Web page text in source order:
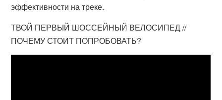
эффективности на треке.
ТВОЙ ПЕРВЫЙ ШОССЕЙНЫЙ ВЕЛОСИПЕД //
ПОЧЕМУ СТОИТ ПОПРОБОВАТЬ?